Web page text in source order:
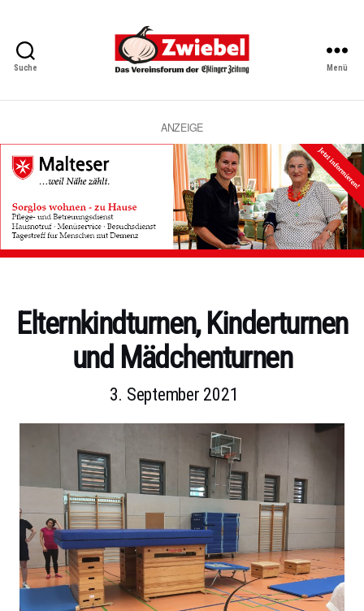
Suche
Vereinsforum
Eßlinger
Zeitung
Menü
ANZEIGE
Kategorien
Elternkindturnen, Kinderturnen
und Mädchenturnen
3. September 2021